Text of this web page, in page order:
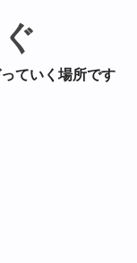
ていく場所です